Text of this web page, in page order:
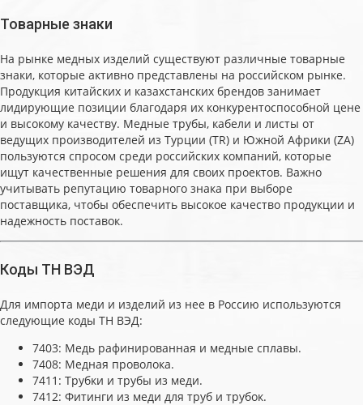
Товарные знаки
На рынке медных изделий существуют различные товарные
знаки, которые активно представлены на российском рынке.
Продукция китайских и казахстанских брендов занимает
лидирующие позиции благодаря их конкурентоспособной цене
и высокому качеству. Медные трубы, кабели и листы от
ведущих производителей из Турции (TR) и Южной Африки (ZA)
пользуются спросом среди российских компаний, которые
ищут качественные решения для своих проектов. Важно
учитывать репутацию товарного знака при выборе
поставщика, чтобы обеспечить высокое качество продукции и
надежность поставок.
Коды ТН ВЭД
Для импорта меди и изделий из нее в Россию используются
следующие коды ТН ВЭД:
7403: Медь рафинированная и медные сплавы.
7408: Медная проволока.
7411: Трубки и трубы из меди.
7412: Фитинги из меди для труб и трубок.